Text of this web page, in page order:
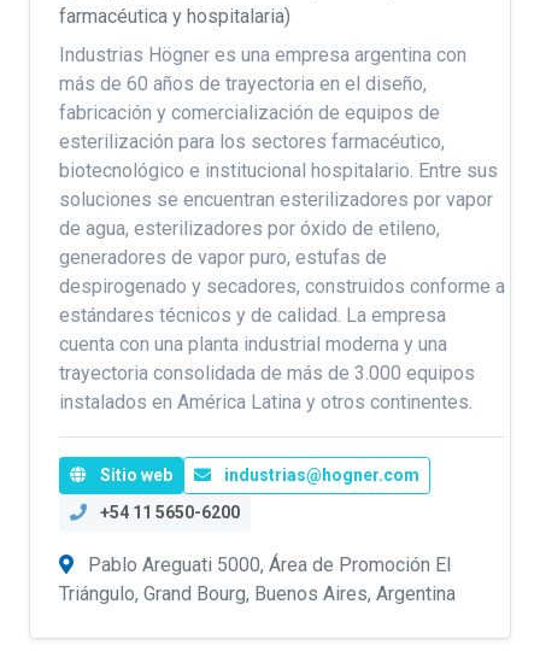
farmacéutica y hospitalaria)
Industrias Högner es una empresa argentina con
más de 60 años de trayectoria en el diseño,
fabricación y comercialización de equipos de
esterilización para los sectores farmacéutico,
biotecnológico e institucional hospitalario. Entre sus
soluciones se encuentran esterilizadores por vapor
de agua, esterilizadores por óxido de etileno,
generadores de vapor puro, estufas de
despirogenado y secadores, construidos conforme a
estándares técnicos y de calidad. La empresa
cuenta con una planta industrial moderna y una
trayectoria consolidada de más de 3.000 equipos
instalados en América Latina y otros continentes.
Sitio web
industrias@hogner.com
+54 11 5650-6200
Pablo Areguati 5000, Área de Promoción El
Triángulo, Grand Bourg, Buenos Aires, Argentina